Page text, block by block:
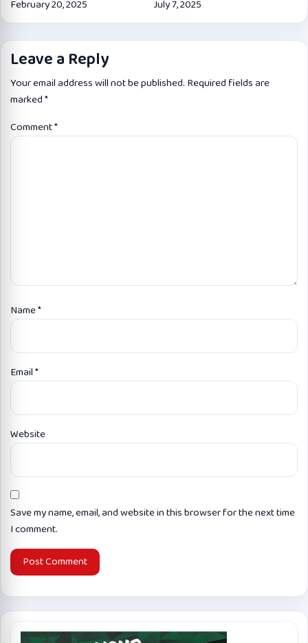
February 20, 2025 July 7, 2025
Leave a Reply
Your email address will not be published. Required fields are
marked*
Comment*
Name*
Email*
Website
Save my name, email, and website in this browser for the next time
I comment.